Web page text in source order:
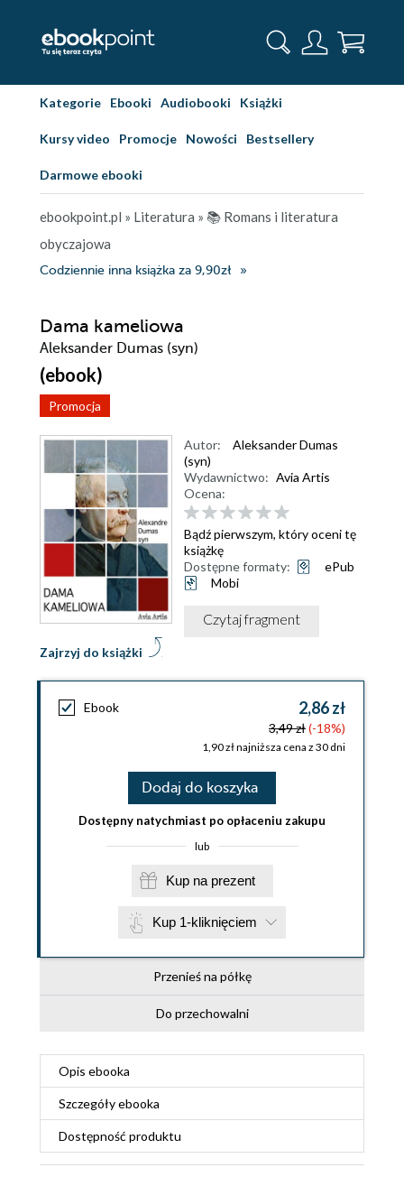
Kategorie Ebooki Audiobooki Książki
Kursy video Promocje Nowości Bestsellery
Darmowe ebooki
ebookpoint.pl » Literatura » 📚 Romans i literatura
obyczajowa
Codziennie inna książka za 9,90zł
Dama kameliowa
Aleksander Dumas (syn)
(ebook)
Promocja
Zajrzyj do książki
Autor:
Aleksander Dumas
(syn)
Wydawnictwo: Avia Artis
Ocena:
Bądź pierwszym, który oceni tę
książkę
Dostępne formaty:
ePub
Mobi
Czytaj fragment
Ebook 2,86 zł
3,49 zł(-18%)
1,90 zł najniższa cena z 30 dni
Dodaj do koszyka
Dostępny natychmiast po opłaceniu zakupu
lub
Kup na prezent
Kup 1-kliknięciem
Przenieś na półkę
Do przechowalni
Opis ebooka
Szczegółyebooka
Dostępność produktu